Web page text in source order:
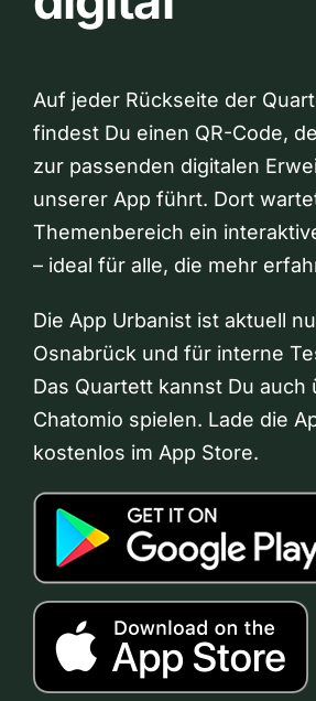
Auf jeder Rückseite der
findest Du einen QR-Code,
zur passenden digitalen
unserer App führt. Dort
Themenbereich ein
– ideal für alle, die mehr
Die App Urbanist ist aktuell
Osnabrück und für interne
Das Quartett kannst Du auch
Chatomio spielen. Lade die
kostenlos im App Store.